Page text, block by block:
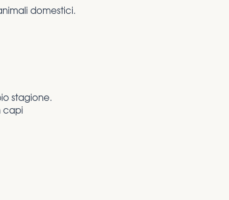
domestici.
stagione.
capi